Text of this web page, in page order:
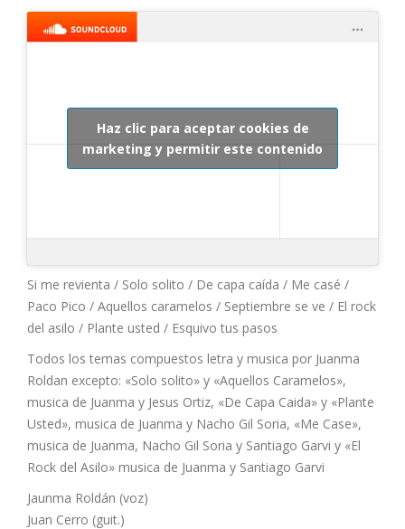
Haz clic para aceptar cookies de
marketing y permitir este contenido
Si me revienta / Solo solito / De capa caída / Me casé /
Paco Pico / Aquellos caramelos / Septiembre se ve / El rock
del asilo / Plante usted / Esquivo tus pasos
Todos los temas compuestos letra y musica por Juanma
Roldan excepto: «Solo solito» y «Aquellos Caramelos»,
musica de Juanma y Jesus Ortiz, «De Capa Caida» y «Plante
Usted», musica de Juanma y Nacho Gil Soria, «Me Case»,
musica de Juanma, Nacho Gil Soria y Santiago Garvi y «El
Rock del Asilo» musica de Juanma y Santiago Garvi
Jaunma Roldán (voz)
Juan Cerro (guit.)